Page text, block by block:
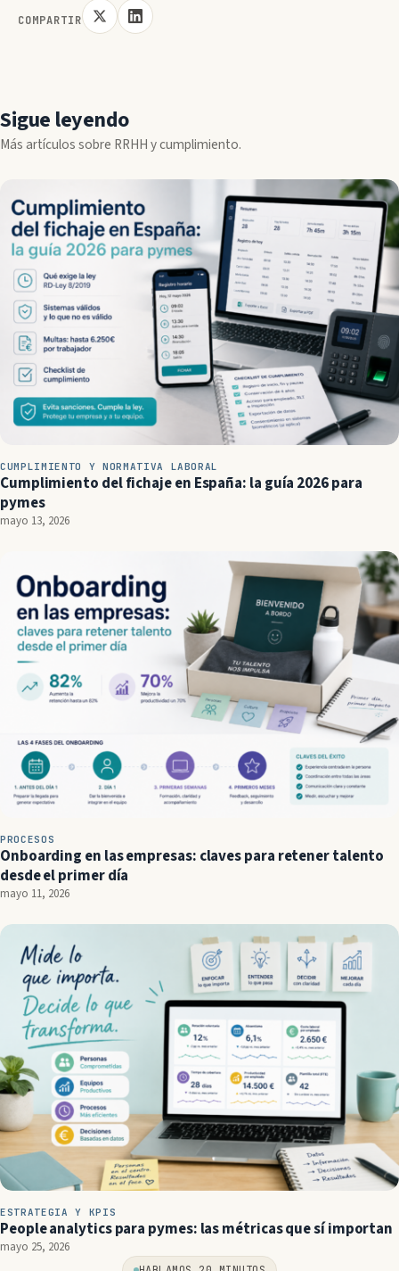
COMPARTIR
Sigue leyendo
Más artículos sobre RRHH y cumplimiento.
CUMPLIMIENTO Y NORMATIVA LABORAL
Cumplimiento del fichaje en España: la guía 2026 para
pymes
mayo 13, 2026
PROCESOS
Onboarding en las empresas: claves para retener talento
desde el primer día
mayo 11, 2026
ESTRATEGIA Y KPIS
People analytics para pymes: las métricas que sí importan
mayo 25, 2026